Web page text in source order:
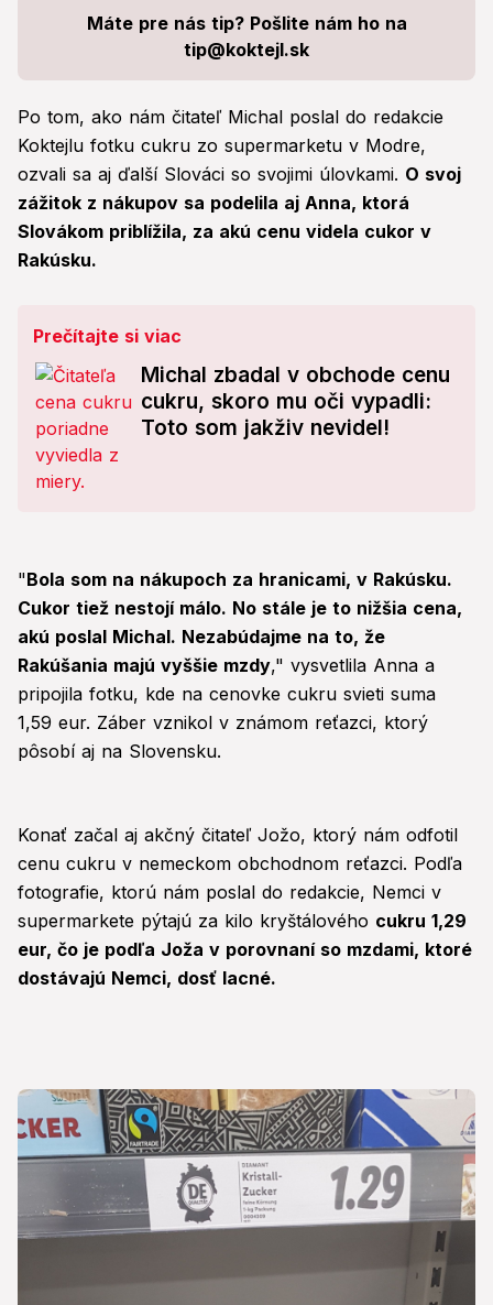
Máte pre nás tip? Pošlite nám ho na
tip@koktejl.sk
Po tom, ako nám čitateľ Michal poslal do redakcie
Koktejlu fotku cukru zo supermarketu v Modre,
ozvali sa aj ďalší Slováci so svojimi úlovkami. O svoj
zážitok z nákupov sa podelila aj Anna, ktorá
Slovákom priblížila, za akú cenu videla cukor v
Rakúsku.
Prečítajte si viac
Michal zbadal v obchode cenu
cukru, skoro mu oči vypadli:
Toto som jakživ nevidel!
"Bola som na nákupoch za hranicami, v Rakúsku.
Cukor tiež nestojí málo. No stále je to nižšia cena,
akú poslal Michal. Nezabúdajme na to, že
Rakúšania majú vyššie mzdy," vysvetlila Anna a
pripojila fotku, kde na cenovke cukru svieti suma
1,59 eur. Záber vznikol v známom reťazci, ktorý
pôsobí aj na Slovensku.
Konať začal aj akčný čitateľ Jožo, ktorý nám odfotil
cenu cukru v nemeckom obchodnom reťazci. Podľa
fotografie, ktorú nám poslal do redakcie, Nemci v
supermarkete pýtajú za kilo kryštálového cukru 1,29
eur, čo je podľa Joža v porovnaní so mzdami, ktoré
dostávajú Nemci, dosť lacné.